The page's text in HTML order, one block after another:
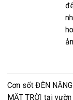
Cơn sốt ĐÈN
MẶT TRỜI tại